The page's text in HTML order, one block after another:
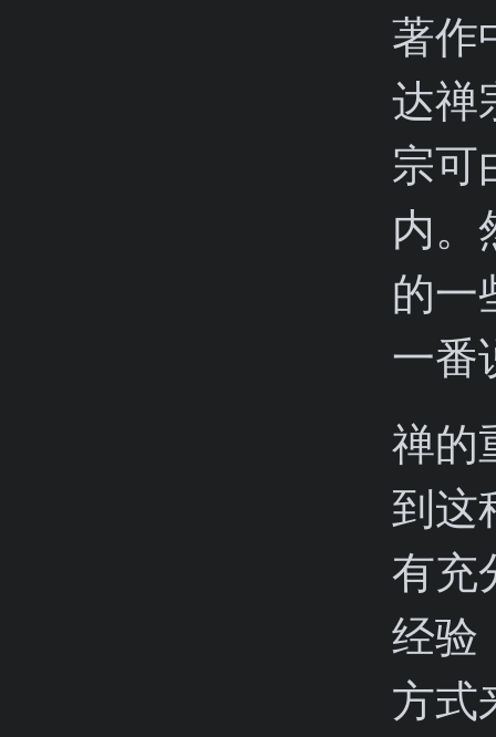
著作
达禅
宗可
内。
的一
一番
禅的
到这
有充
经验
方式